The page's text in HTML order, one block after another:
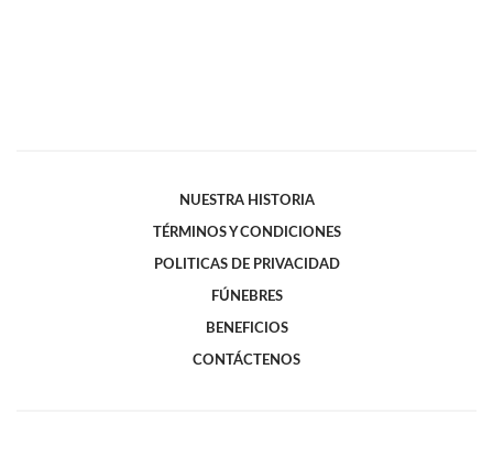
NUESTRA HISTORIA
TÉRMINOS Y CONDICIONES
POLITICAS DE PRIVACIDAD
FÚNEBRES
BENEFICIOS
CONTÁCTENOS